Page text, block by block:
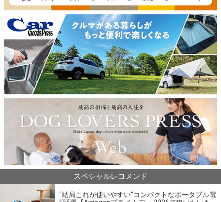
スペシャルレコメンド
“結局これが使いやすい”コンパクトなポータブル電